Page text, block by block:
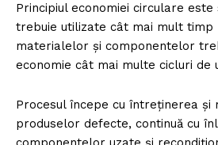
Principiul economiei circulare
trebuie utilizate cât mai mult timp
materialelor și componentelor
economie cât mai multe cicluri de
Procesul începe cu întreținerea și
produselor defecte, continuă cu